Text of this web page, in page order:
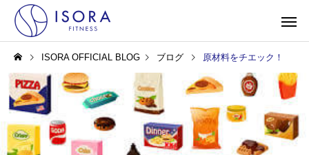
ISORA OFFICIAL BLOG ブログ 原材料をチエック！